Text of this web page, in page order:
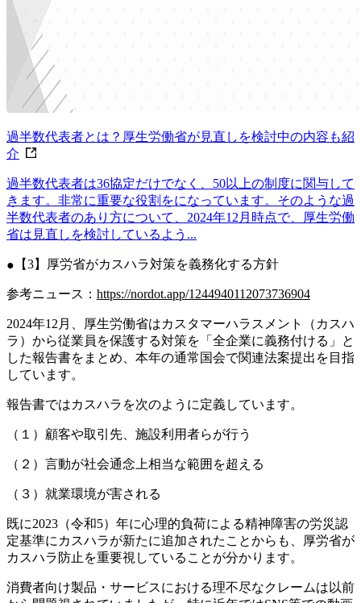
過半数代表者とは？厚生労働省が見直しを検討中の内容も紹
介
過半数代表者は36協定だけでなく、50以上の制度に関与して
きます。非常に重要な役割をになっています。そのような過
半数代表者のあり方について、2024年12月時点で、厚生労働
省は見直しを検討しているよう...
【3】厚労省がカスハラ対策を義務化する方針
参考ニュース： https://nordot.app/1244940112073736904
2024年12月、厚生労働省はカスタマーハラスメント（カスハ
ラ）から従業員を保護する対策を「全企業に義務付ける」と
した報告書をまとめ、本年の通常国会で関連法案提出を目指
しています。
報告書ではカスハラを次のように定義しています。
（１）顧客や取引先、施設利用者らが行う
（２）言動が社会通念上相当な範囲を超える
（３）就業環境が害される
既に2023（令和5）年に心理的負荷による精神障害の労災認
定基準にカスハラが新たに追加されたことからも、厚労省が
カスハラ防止を重要視していることが分かります。
消費者向け製品・サービスにおける理不尽なクレームは以前